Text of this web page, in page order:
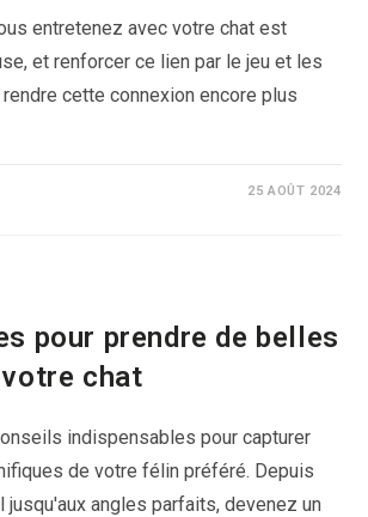
entretenez avec votre chat est
et renforcer ce lien par le jeu et les
cette connexion encore plus
25 AOÛT 2024
pour prendre de belles
chat
indispensables pour capturer
de votre félin préféré. Depuis
jusqu'aux angles parfaits, devenez un